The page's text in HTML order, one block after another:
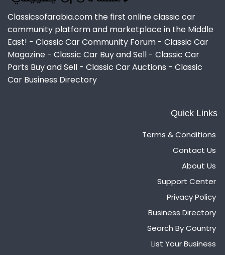
Classicsofarabia.com the first online classic car
community platform and marketplace in the Middle
East! - Classic Car Community Forum - Classic Car
Magazine - Classic Car Buy and Sell - Classic Car
Parts Buy and Sell - Classic Car Auctions - Classic
Car Business Directory
Quick Links
Terms & Conditions
Contact Us
About Us
Support Center
Privacy Policy
Business Directory
Search By Country
List Your Business